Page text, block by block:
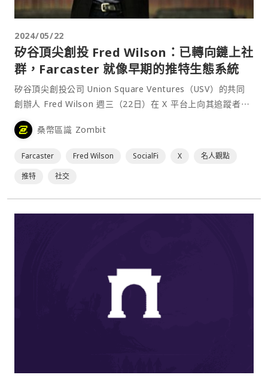
2024/05/22
矽谷頂尖創投 Fred Wilson：已轉向鏈上社
群，Farcaster 就像早期的推特生態系統
矽谷頂尖創投公司 Union Square Ventures（USV）的共同
創辦人 Fred Wilson 週三（22日）在 X 平台上向其追蹤者⋯
桑幣區識 Zombit
Farcaster Fred Wilson SocialFi X
名人觀點
推特
社交